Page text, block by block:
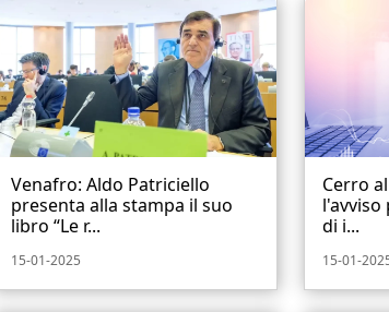
Venafro: Aldo Patriciello
presenta alla stampa il suo
libro “Le r...
15-01-2025
Cerro
l'avviso
di i...
15-01-